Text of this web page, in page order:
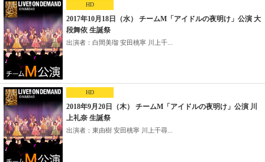
HD
2017年10月18日（水） チームM「アイドルの夜明け」公演 大
段舞依 生誕祭
出演者：白間美瑠 安田桃寧 川上千...
HD
2018年9月20日（木） チームM「アイドルの夜明け」公演 川
上礼奈 生誕祭
出演者：東由樹 安田桃寧 川上千尋...